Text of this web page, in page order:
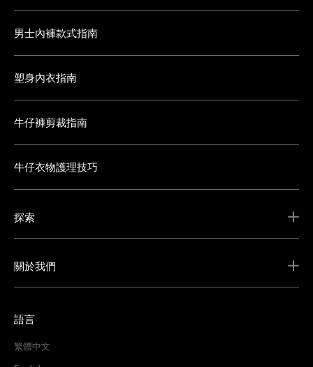
男士內褲款式指南
塑身內衣指南
牛仔褲剪裁指南
牛仔衣物護理技巧
探索
關於我們
語言
繁體中文